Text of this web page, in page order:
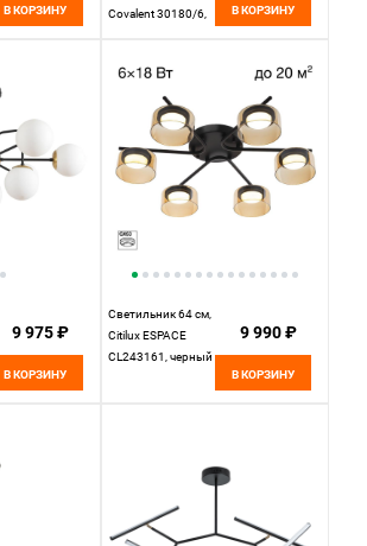
В КОРЗИНУ
Covalent 30180/6,
В КОРЗИНУ
9 975 ₽
В КОРЗИНУ
Светильник 64 см,
Citilux ESPACE
CL243161, черный
9 990 ₽
В КОРЗИНУ